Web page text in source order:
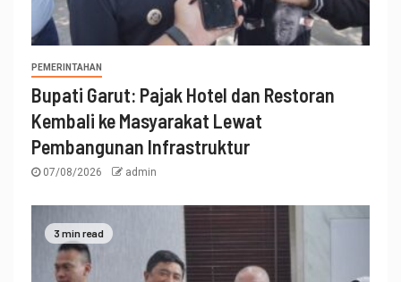
PEMERINTAHAN
Bupati Garut: Pajak Hotel dan Restoran
Kembali ke Masyarakat Lewat
Pembangunan Infrastruktur
07/08/2026 admin
3 min read